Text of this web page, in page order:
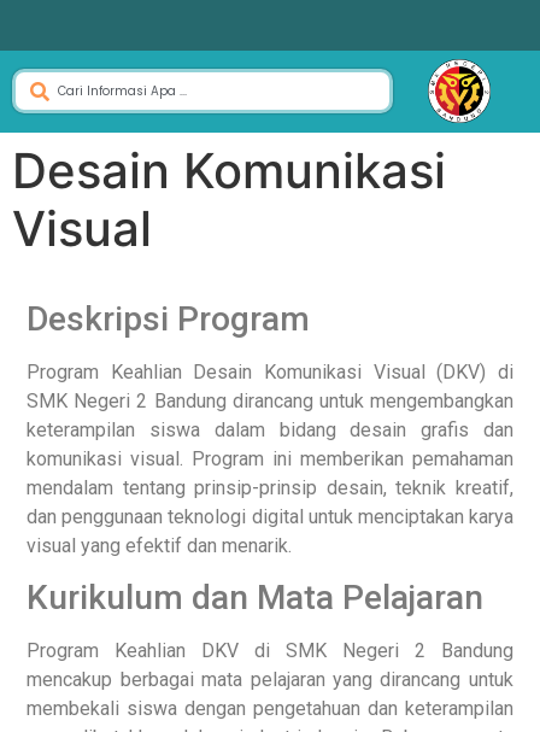
Desain Komunikasi
Visual
Deskripsi Program
Program Keahlian Desain Komunikasi Visual (DKV) di
SMK Negeri 2 Bandung dirancang untuk mengembangkan
keterampilan siswa dalam bidang desain grafis dan
komunikasi visual. Program ini memberikan pemahaman
mendalam tentang prinsip-prinsip desain, teknik kreatif,
dan penggunaan teknologi digital untuk menciptakan karya
visual yang efektif dan menarik.
Kurikulum dan Mata Pelajaran
Program Keahlian DKV di SMK Negeri 2 Bandung
mencakup berbagai mata pelajaran yang dirancang untuk
membekali siswa dengan pengetahuan dan keterampilan